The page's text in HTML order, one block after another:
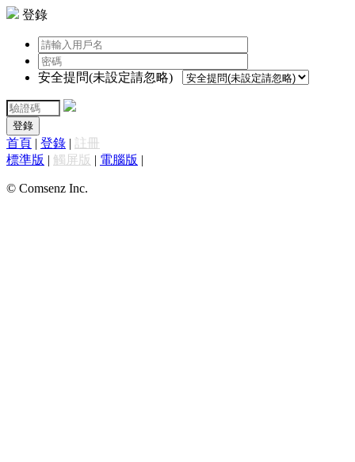
登錄
安全提問(未設定請忽略)
登錄
首頁 | 登錄 | 註冊
標準版 | 觸屏版 | 電腦版 |
© Comsenz Inc.